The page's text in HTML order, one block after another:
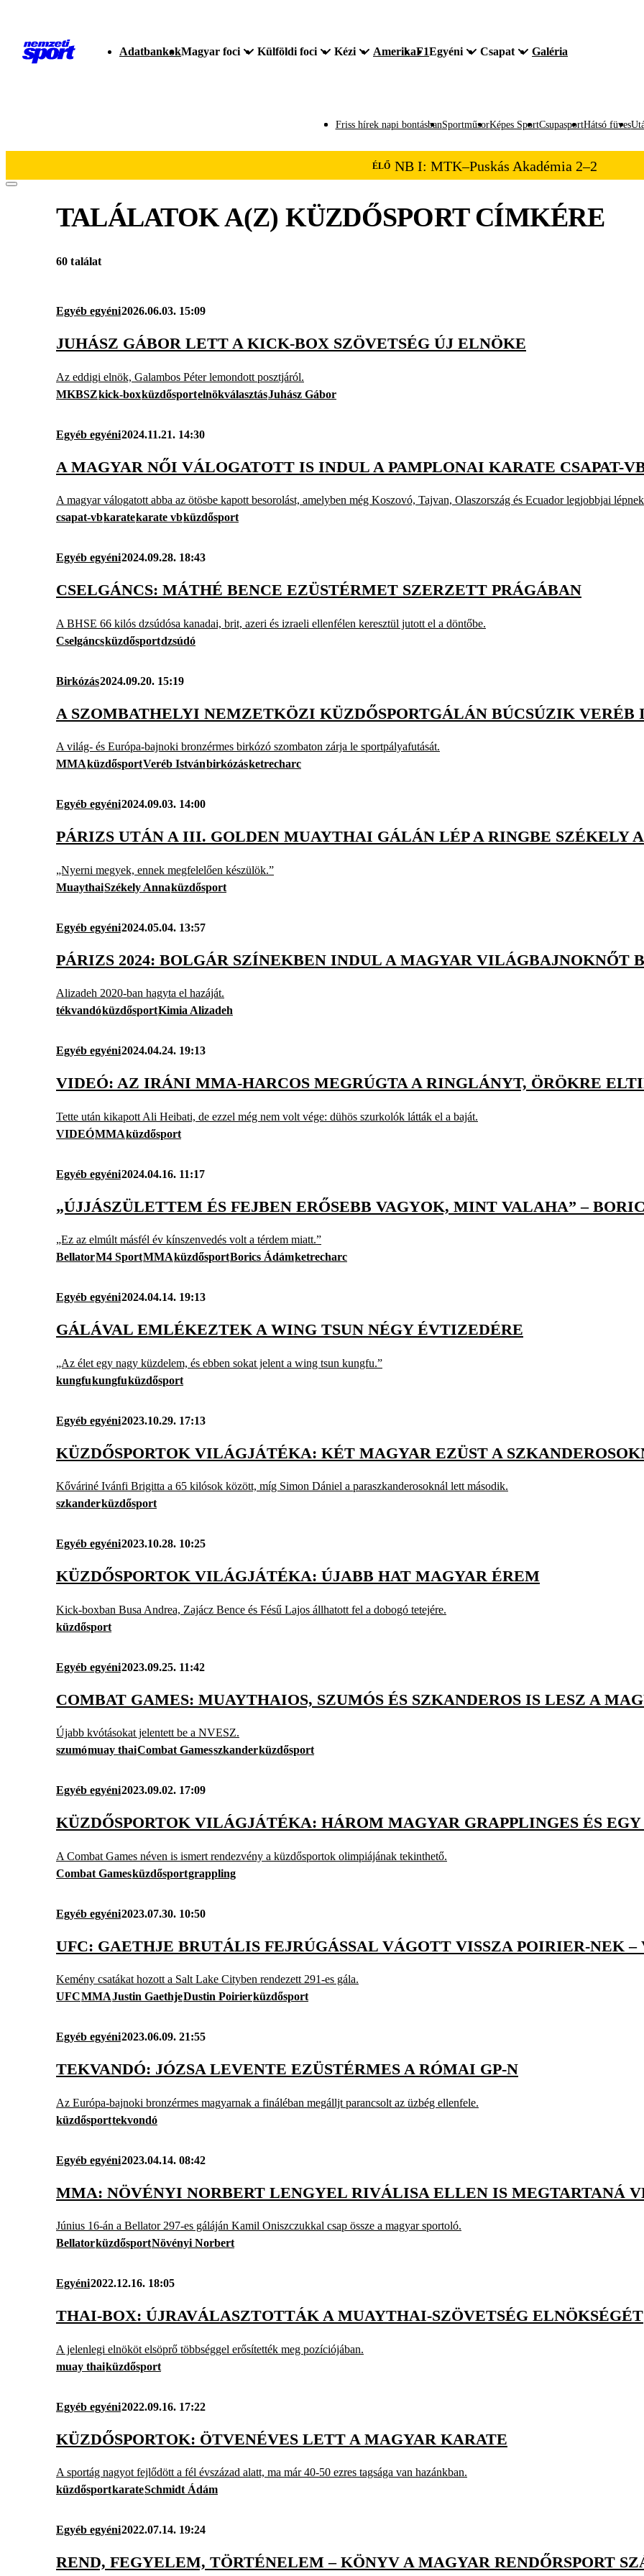
AdatbankokMagyar foci Külföldi foci Kézi AmerikaF1Egyéni Csapat Galéria
Friss hírek napi bontásbanSportműsorKépes SportCsupasportHátsó füves
ÉLŐ NB I: MTK–Puskás Akadémia 2–2
TALÁLATOK A(Z) KÜZDŐSPORTCÍMKÉRE
60 találat
Egyéb egyéni2026.06.03. 15:09
JUHÁSZ GÁBOR LETT A KICK-BOX SZÖVETSÉG ÚJ ELNÖKE
Az eddigi elnök, Galambos Péter lemondott posztjáról.
MKBSZkick-boxküzdősportelnökválasztásJuhász Gábor
Egyéb egyéni2024.11.21. 14:30
A MAGYAR NŐI VÁLOGATOTT IS INDUL A PAMPLONAI KARATE CSAPAT-
A magyar válogatott abba az ötösbe kapott besorolást, amelyben még Koszovó, Tajvan, Olaszország és Ecuador legjobbjai
csapat-vbkaratekarate vbküzdősport
Egyéb egyéni2024.09.28. 18:43
CSELGÁNCS: MÁTHÉ BENCE EZÜSTÉRMET SZERZETT PRÁGÁBAN
A BHSE 66 kilós dzsúdósa kanadai, brit, azeri és izraeli ellenfélen keresztül jutott el a döntőbe.
Cselgáncsküzdősportdzsúdó
Birkózás2024.09.20. 15:19
A SZOMBATHELYI NEMZETKÖZI KÜZDŐSPORTGÁLÁN BÚCSÚZIK VERÉB
A világ- és Európa-bajnoki bronzérmes birkózó szombaton zárja le sportpályafutását.
MMAküzdősportVeréb Istvánbirkózásketrecharc
Egyéb egyéni2024.09.03. 14:00
PÁRIZS UTÁN A III. GOLDEN MUAYTHAI GÁLÁN LÉP A RINGBE SZÉKELY
„Nyerni megyek, ennek megfelelően készülök.”
MuaythaiSzékely Annaküzdősport
Egyéb egyéni2024.05.04. 13:57
PÁRIZS 2024: BOLGÁR SZÍNEKBEN INDUL A MAGYAR VILÁGBAJNOKNŐT
Alizadeh 2020-ban hagyta el hazáját.
tékvandóküzdősportKimia Alizadeh
Egyéb egyéni2024.04.24. 19:13
VIDEÓ: AZ IRÁNI MMA-HARCOS MEGRÚGTA A RINGLÁNYT, ÖRÖKRE
Tette után kikapott Ali Heibati, de ezzel még nem volt vége: dühös szurkolók látták el a baját.
VIDEÓMMAküzdősport
Egyéb egyéni2024.04.16. 11:17
„ÚJJÁSZÜLETTEM ÉS FEJBEN ERŐSEBB VAGYOK, MINT VALAHA” –
„Ez az elmúlt másfél év kínszenvedés volt a térdem miatt.”
BellatorM4 SportMMAküzdősportBorics Ádámketrecharc
Egyéb egyéni2024.04.14. 19:13
GÁLÁVAL EMLÉKEZTEK A WING TSUN NÉGY ÉVTIZEDÉRE
„Az élet egy nagy küzdelem, és ebben sokat jelent a wing tsun kungfu.”
kungfukungfuküzdősport
Egyéb egyéni2023.10.29. 17:13
KÜZDŐSPORTOK VILÁGJÁTÉKA: KÉT MAGYAR EZÜST A
Kőváriné Ivánfi Brigitta a 65 kilósok között, míg Simon Dániel a paraszkanderosoknál lett második.
szkanderküzdősport
Egyéb egyéni2023.10.28. 10:25
KÜZDŐSPORTOK VILÁGJÁTÉKA: ÚJABB HAT MAGYAR ÉREM
Kick-boxban Busa Andrea, Zajácz Bence és Fésű Lajos állhatott fel a dobogó tetejére.
küzdősport
Egyéb egyéni2023.09.25. 11:42
COMBAT GAMES: MUAYTHAIOS, SZUMÓS ÉS SZKANDEROS IS LESZ A
Újabb kvótásokat jelentett be a NVESZ.
szumómuay thaiCombat Gamesszkanderküzdősport
Egyéb egyéni2023.09.02. 17:09
KÜZDŐSPORTOK VILÁGJÁTÉKA: HÁROM MAGYAR GRAPPLINGES ÉS
A Combat Games néven is ismert rendezvény a küzdősportok olimpiájának tekinthető.
Combat Gamesküzdősportgrappling
Egyéb egyéni2023.07.30. 10:50
UFC: GAETHJE BRUTÁLIS FEJRÚGÁSSAL VÁGOTT VISSZA POIRIER-NEK –
Kemény csatákat hozott a Salt Lake Cityben rendezett 291-es gála.
UFCMMAJustin GaethjeDustin Poirierküzdősport
Egyéb egyéni2023.06.09. 21:55
TEKVANDÓ: JÓZSA LEVENTE EZÜSTÉRMES A RÓMAI GP-N
Az Európa-bajnoki bronzérmes magyarnak a fináléban megálljt parancsolt az üzbég ellenfele.
küzdősporttekvondó
Egyéb egyéni2023.04.14. 08:42
MMA: NÖVÉNYI NORBERT LENGYEL RIVÁLISA ELLEN IS MEGTARTANÁ
Június 16-án a Bellator 297-es gáláján Kamil Oniszczukkal csap össze a magyar sportoló.
BellatorküzdősportNövényi Norbert
Egyéni2022.12.16. 18:05
THAI-BOX: ÚJRAVÁLASZTOTTÁK A MUAYTHAI-SZÖVETSÉG ELNÖKSÉGÉT
A jelenlegi elnököt elsöprő többséggel erősítették meg pozíciójában.
muay thaiküzdősport
Egyéb egyéni2022.09.16. 17:22
KÜZDŐSPORTOK: ÖTVENÉVES LETT A MAGYAR KARATE
A sportág nagyot fejlődött a fél évszázad alatt, ma már 40-50 ezres tagsága van hazánkban.
küzdősportkarateSchmidt Ádám
Egyéb egyéni2022.07.14. 19:24
REND, FEGYELEM, TÖRTÉNELEM – KÖNYV A MAGYAR RENDŐRSPORT